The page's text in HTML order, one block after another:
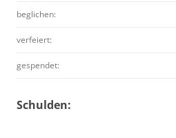
beglichen:
verfeiert:
gespendet:
Schulden: